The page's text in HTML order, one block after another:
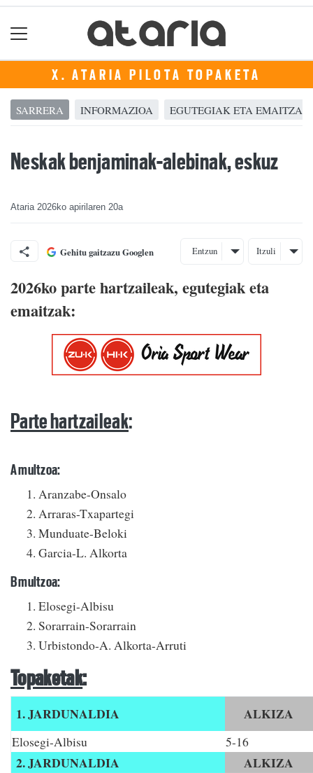
X. ATARIA PILOTA TOPAKETA
SARRERA INFORMAZIOA EGUTEGIAK ETA EMAITZAK
Neskak benjaminak-alebinak, eskuz
Ataria 2026ko apirilaren 20a
Gehitu gaitzazu Googlen Entzun Itzuli
2026ko parte hartzaileak, egutegiak eta
emaitzak:
Parte hartzaileak:
A multzoa:
Aranzabe-Onsalo
Arraras-Txapartegi
Munduate-Beloki
Garcia-L. Alkorta
B multzoa:
Elosegi-Albisu
Sorarrain-Sorarrain
Urbistondo-A. Alkorta-Arruti
Topaketak:
1. JARDUNALDIA ALKIZA
Elosegi-Albisu 5-16
2. JARDUNALDIA ALKIZA